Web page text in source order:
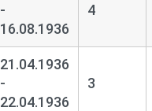
-
16.08.1936
4
21.04.1936
-
22.04.1936
3